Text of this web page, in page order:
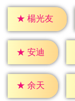
★ 楊光友
★ 安迪
★ 余天